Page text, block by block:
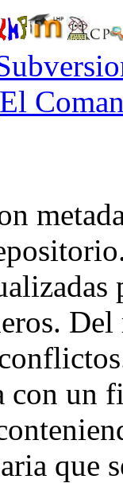
El
con un
que